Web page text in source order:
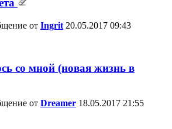
от Ingrit 20.05.2017 09:43
со мной (новая жизнь в
от Dreamer 18.05.2017 21:55